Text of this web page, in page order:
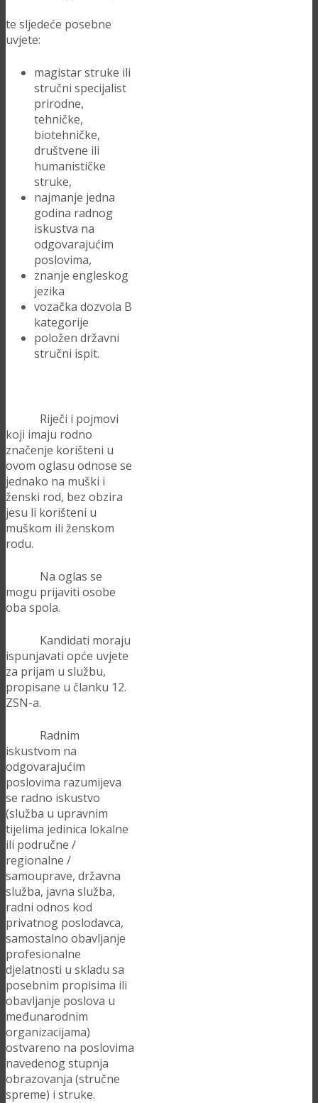
te sljedeće posebne
uvjete:
magistar struke ili
stručni specijalist
prirodne,
tehničke,
biotehničke,
društvene ili
humanističke
struke,
najmanje jedna
godina radnog
iskustva na
odgovarajućim
poslovima,
znanje engleskog
jezika
vozačka dozvola B
kategorije
položen državni
stručni ispit.
Riječi i pojmovi
koji imaju rodno
značenje korišteni u
ovom oglasu odnose se
jednako na muški i
ženski rod, bez obzira
jesu li korišteni u
muškom ili ženskom
rodu.
Na oglas se
mogu prijaviti osobe
oba spola.
Kandidati moraju
ispunjavati opće uvjete
za prijam u službu,
propisane u članku 12.
ZSN-a.
Radnim
iskustvom na
odgovarajućim
poslovima razumijeva
se radno iskustvo
(služba u upravnim
tijelima jedinica lokalne
ili područne /
regionalne /
samouprave, državna
služba, javna služba,
radni odnos kod
privatnog poslodavca,
samostalno obavljanje
profesionalne
djelatnosti u skladu sa
posebnim propisima ili
obavljanje poslova u
međunarodnim
organizacijama)
ostvareno na poslovima
navedenog stupnja
obrazovanja (stručne
spreme) i struke.